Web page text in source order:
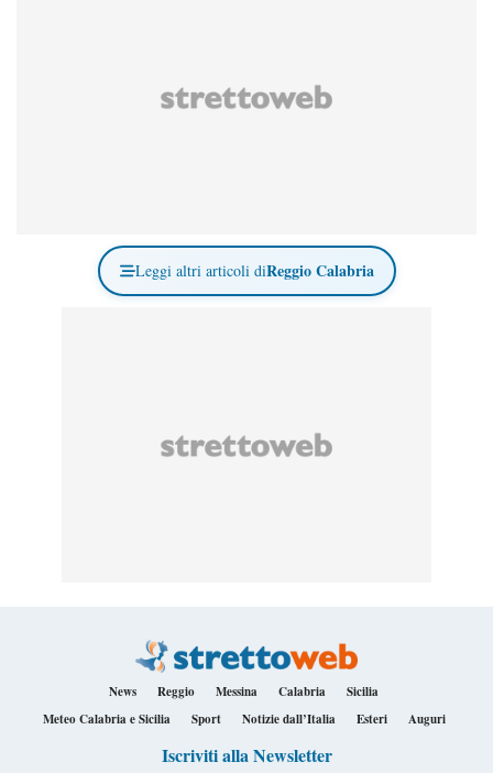
Leggi altri articoli diReggio Calabria
News Reggio Messina Calabria
Sicilia
Meteo Calabria e Sicilia
Sport Notizie dall’Italia Esteri Auguri
Iscriviti alla Newsletter